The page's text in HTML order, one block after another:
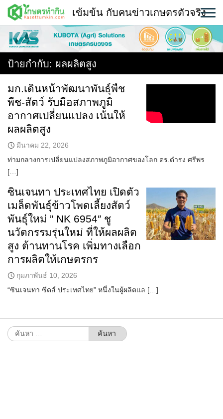
Skip
content
พืช
หน้าแรก
แวดวงเกษตร
ใคร ทำอะไร ที่ไหน
สถานีข่าววันนี้
เข้มข้น กับคนข่าวเกษตรตัวจริง
ป้ายกำกับ: ผลผลิตสูง
มก.เดินหน้าพัฒนาพันธุ์พืช
พืช-สัตว์ รับมือสภาพภูมิ
อากาศเปลี่ยนแปลง เน้นให้
ผลผลิตสูง
มีนาคม 22, 2026
ท่ามกลางการเปลี่ยนแปลงสภาพภูมิอากาศของโลก ดร.ดำรง ศรีพร
[…]
ซินเจนทา ประเทศไทย เปิดตัว
เมล็ดพันธุ์ข้าวโพดเลี้ยงสัตว์
พันธุ์ใหม่ ” NK 6954″ ชู
นวัตกรรมรุ่นใหม่ ที่ให้ผลผลิต
สูง ต้านทานโรค เพิ่มทางเลือก
การผลิตให้เกษตรกร
กุมภาพันธ์ 10, 2026
“ซินเจนทา ซีดส์ ประเทศไทย” หนึ่งในผู้ผลิตแล […]
ค้นหา
สำหรับ: